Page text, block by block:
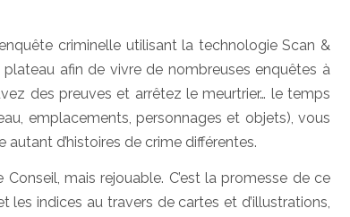
criminelle utilisant la technologie Scan &
afin de vivre de nombreuses enquêtes à
des preuves et arrêtez le meurtrier… le temps
emplacements, personnages et objets), vous
d’histoires de crime différentes.
mais rejouable. C’est la promesse de ce
les indices au travers de cartes et d’illustrations,